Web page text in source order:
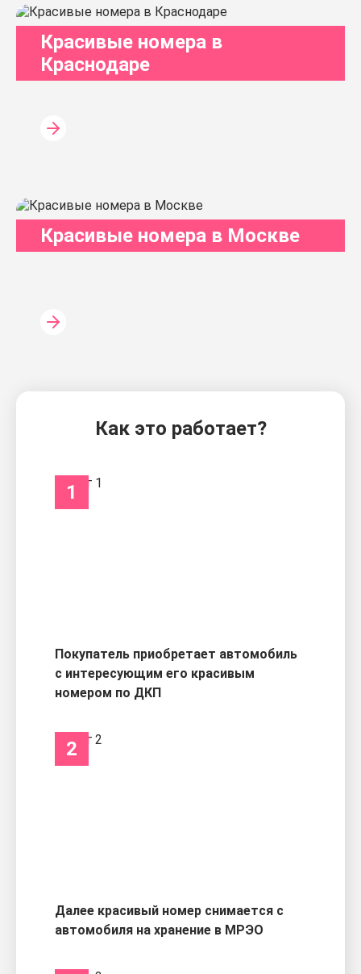
Красивые номера в
Краснодаре
Красивые номера в Москве
Как это работает?
1
Покупатель приобретает автомобиль
с интересующим его красивым
номером по ДКП
2
Далее красивый номер снимается с
автомобиля на хранение в МРЭО